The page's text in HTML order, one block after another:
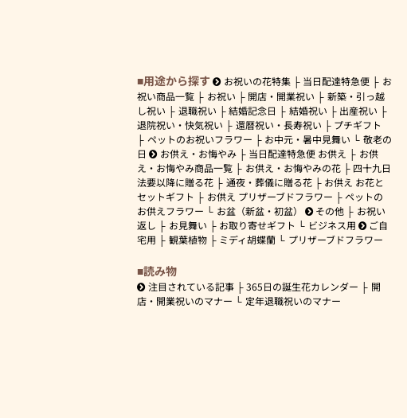
用途から探す お祝いの花特集 当日配達特急便
お
祝い商品一覧
お祝い 開店・開業祝い
新築・引っ越
し祝い
退職祝い 結婚記念日 結婚祝い
出産祝い
退院祝い・快気祝い
還暦祝い・長寿祝い
プチギフト
ペットのお祝いフラワー
お中元・暑中見舞い
敬老の
日
お供え・お悔やみ 当日配達特急便 お供え
お供
え・お悔やみ商品一覧
お供え・お悔やみの花
四十九日
法要以降に贈る花
通夜・葬儀に贈る花
お供え お花と
セットギフト
お供え プリザーブドフラワー
ペットの
お供えフラワー
お盆（新盆・初盆） その他
お祝い
返し
お見舞い お取り寄せギフト ビジネス用
ご自
宅用
観葉植物 ミディ胡蝶蘭 プリザーブドフラワー
読み物
注目されている記事 365日の誕生花カレンダー
開
店・開業祝いのマナー
定年退職祝いのマナー